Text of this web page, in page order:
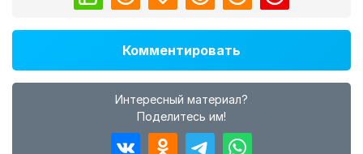
Комментировать
Интересный материал?
Поделитесь им!